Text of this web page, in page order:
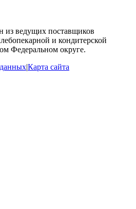
ведущих поставщиков
и кондитерской
Федеральном округе.
|Карта сайта